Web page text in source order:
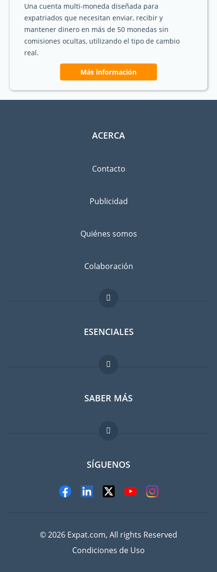
Una cuenta multi-moneda diseñada para
expatriados que necesitan enviar, recibir y
mantener dinero en más de 50 monedas sin
comisiones ocultas, utilizando el tipo de cambio
real.
Más información
ACERCA
Contacto
Publicidad
Quiénes somos
Colaboración
ESENCIALES
Foro para expatriados
Guia para expatriados
Trabajos en el extranjero
SABER MÁS
FAQ
SÍGUENOS
© 2026 Expat.com, All rights Reserved
Condiciones de Uso